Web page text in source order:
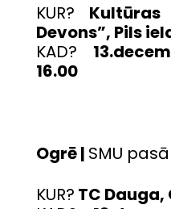
KUR?
Devons”, Pils
KAD?
16.00
Ogrē | SMU
KUR? TC Dauga,